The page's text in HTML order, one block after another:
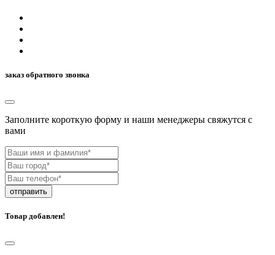
заказ обратного звонка
Заполните короткую форму и наши менеджеры свяжутcя с
вами
отправить
Товар добавлен!